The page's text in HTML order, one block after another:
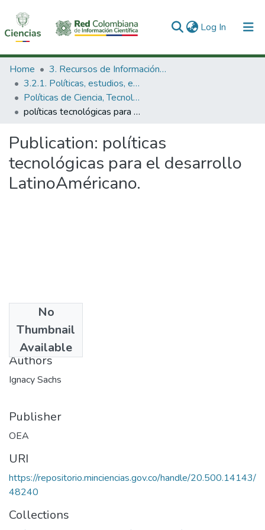
Log In (current)
Communities & Collections
All of DSpace
Statistics
Home
3. Recursos de Información Científica y Tecnológica
3.2.1. Políticas, estudios, evaluaciones e indicadores de CTeI
Políticas de Ciencia, Tecnología e Innovación
políticas tecnológicas para el desarrollo LatinoAméricano.
Publication: políticas
tecnológicas para el desarrollo
LatinoAméricano.
No
Thumbnail
Available
1971
Authors
Ignacy Sachs
Publisher
OEA
URI
https://repositorio.minciencias.gov.co/handle/20.500.14143/
48240
Collections